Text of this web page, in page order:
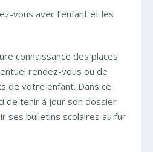
vous avec l’enfant et les
connaissance des places
rendez-vous ou de
de votre enfant. Dans ce
de tenir à jour son dossier
ses bulletins scolaires au fur